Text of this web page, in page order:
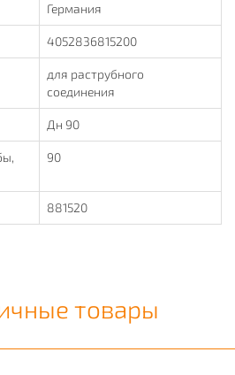
Германия
4052836815200
для раструбного
соединения
Дн 90
90
881520
товары